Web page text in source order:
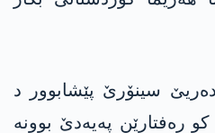
سینۆرێ پێشابوور د
کو رەفتارێن پەیەدێ بوونە